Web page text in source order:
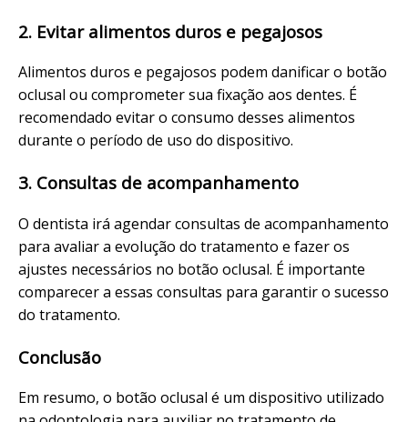
2. Evitar alimentos duros e pegajosos
Alimentos duros e pegajosos podem danificar o botão
oclusal ou comprometer sua fixação aos dentes. É
recomendado evitar o consumo desses alimentos
durante o período de uso do dispositivo.
3. Consultas de acompanhamento
O dentista irá agendar consultas de acompanhamento
para avaliar a evolução do tratamento e fazer os
ajustes necessários no botão oclusal. É importante
comparecer a essas consultas para garantir o sucesso
do tratamento.
Conclusão
Em resumo, o botão oclusal é um dispositivo utilizado